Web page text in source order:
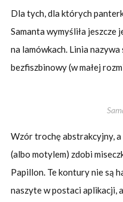
Dla tych, dla których
Samanta wymyśliła jeszcze
na lamówkach. Linia
bezfiszbinowy (w małej
Wzór trochę abstrakcyjny,
(albo motylem) zdobi
Papillon. Te kontury nie są
naszyte w postaci aplikacji,